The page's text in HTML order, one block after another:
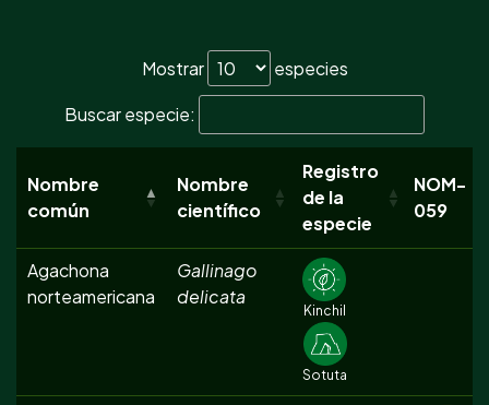
Mostrar
especies
Buscar especie:
Nombre
común
Nombre
científico
Registro
de la
especie
NOM-
059
Agachona
norteamericana
Gallinago
delicata
Kinchil
Sotuta